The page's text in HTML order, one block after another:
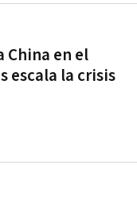
en el
escala la crisis